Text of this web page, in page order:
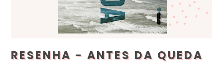
RESENHA - ANTES DA QUEDA